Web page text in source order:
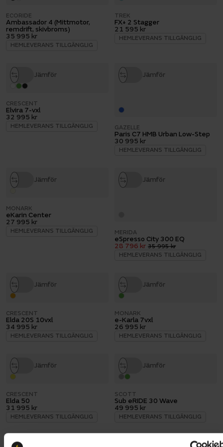
ECORIDE
Ambassador 4 (Mittmotor,
remdrift, skivbroms)
35 995 kr
HEMLEVERANS TILLGÄNGLIG
TREK
FX+ 2 Stagger
21 595 kr
HEMLEVERANS TILLGÄNGLIG
Jämför
CRESCENT
Elvira 7-vxl
32 995 kr
HEMLEVERANS TILLGÄNGLIG
Jämför
GAZELLE
Paris C7 HMB Urban Low-Step
30 995 kr
HEMLEVERANS TILLGÄNGLIG
Jämför
MONARK
eKarin Center
27 995 kr
HEMLEVERANS TILLGÄNGLIG
Jämför
MERIDA
eSpresso City 300 EQ
28 796 kr 35 995 kr
HEMLEVERANS TILLGÄNGLIG
Jämför
CRESCENT
Elda 20S 10vxl
34 995 kr
HEMLEVERANS TILLGÄNGLIG
Jämför
MONARK
e-Karla 7vxl
26 995 kr
HEMLEVERANS TILLGÄNGLIG
Jämför
CRESCENT
Elda 50
31 995 kr
HEMLEVERANS TILLGÄNGLIG
Jämför
SCOTT
Sub eRIDE 30 Wave
49 995 kr
HEMLEVERANS TILLGÄNGLIG